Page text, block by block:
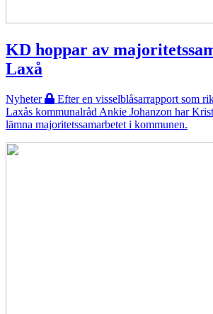
KD hoppar av
Laxå
Nyheter
Efter en visselblåsarrapport som
Laxås kommunalråd Ankie Johanzon har
lämna majoritetssamarbetet i kommunen.